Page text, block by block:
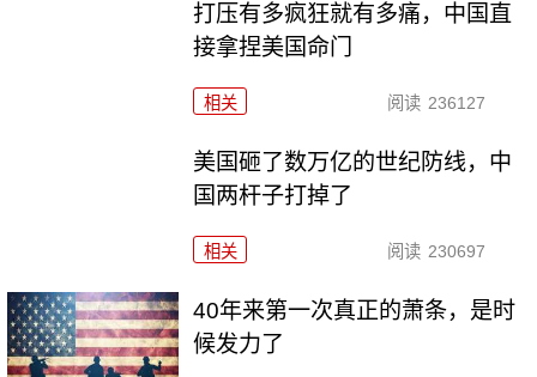
打压有多疯狂就有多痛，中国直
接拿捏美国命门
相关 阅读 236127
美国砸了数万亿的世纪防线，中
国两杆子打掉了
相关 阅读 230697
40年来第一次真正的萧条，是时
候发力了